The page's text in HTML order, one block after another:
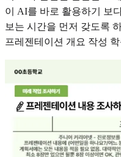
이 AI를 바로 활용하기 보
보는 시간을 먼저 갖도록
프레젠테이션 개요 작성